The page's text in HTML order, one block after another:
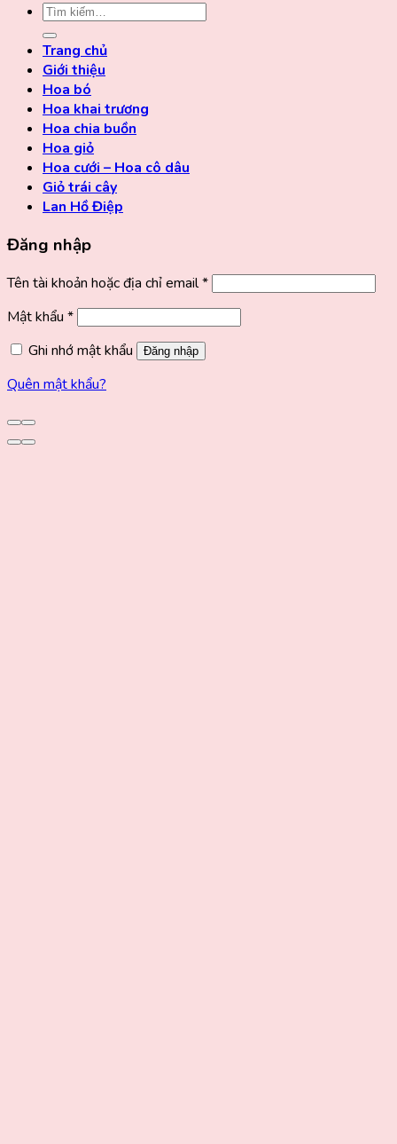
Tìm
kiếm:
Trang chủ
Giới thiệu
Hoa bó
Hoa khai trương
Hoa chia buồn
Hoa giỏ
Hoa cưới – Hoa cô dâu
Giỏ trái cây
Lan Hồ Điệp
Đăng nhập
Tên tài khoản hoặc địa chỉ email*
Mật khẩu *
Ghi nhớ mật khẩu
Đăng nhập
Quên mật khẩu?